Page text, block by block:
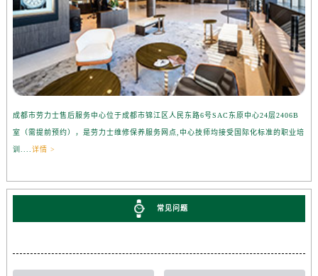
成都市劳力士售后服务中心位于成都市锦江区人民东路6号SAC东原中心24层2406B
室（需提前预约），是劳力士维修保养服务网点,中心技师均接受国际化标准的职业培
训.... 详情 >
常见问题